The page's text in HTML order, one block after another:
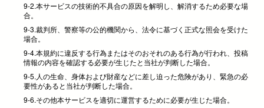
9-2.本サービスの技術的不具合の原因を解明し、解消するため必要な場
合。
9-3.裁判所、警察等の公的機関から、法令に基づく正式な照会を受けた
場合。
9-4.本規約に違反する行為またはそのおそれのある行為が行われ、投稿
情報の内容を確認する必要が生じたと当社が判断した場合。
9-5.人の生命、身体および財産などに差し迫った危険があり、緊急の必
要性があると当社が判断した場合。
9-6.その他本サービスを適切に運営するために必要が生じた場合。